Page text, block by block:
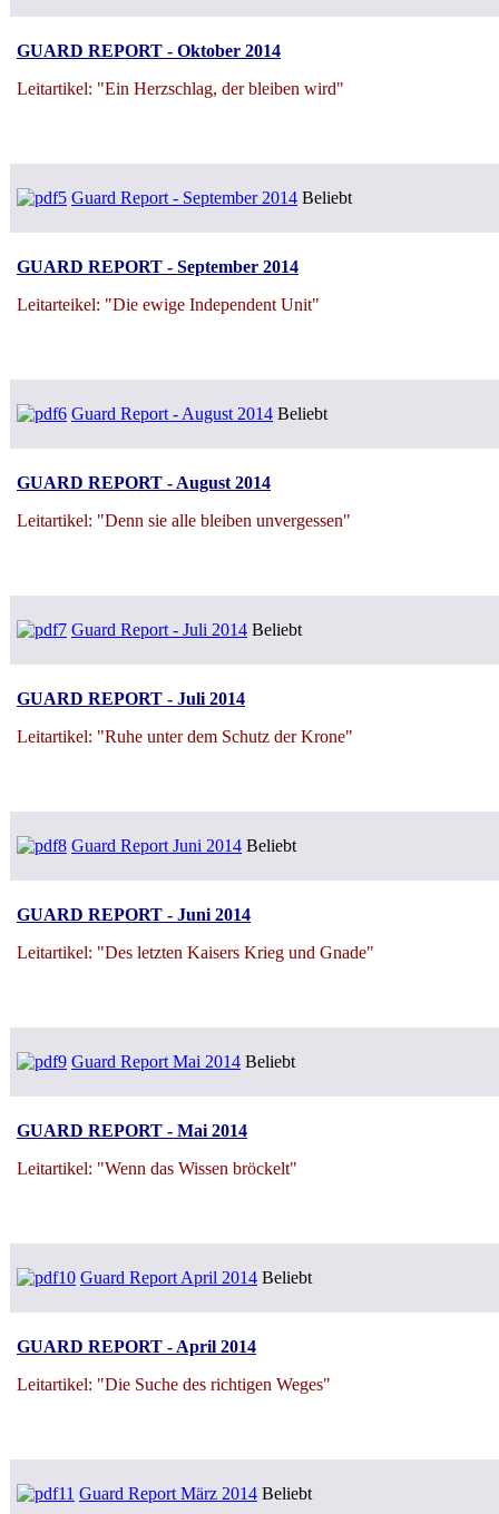
GUARD REPORT - Oktober 2014
Leitartikel: "Ein Herzschlag, der bleiben wird"
Guard Report - September 2014 Beliebt
GUARD REPORT - September 2014
Leitarteikel: "Die ewige Independent Unit"
Guard Report - August 2014 Beliebt
GUARD REPORT - August 2014
Leitartikel: "Denn sie alle bleiben unvergessen"
Guard Report - Juli 2014 Beliebt
GUARD REPORT - Juli 2014
Leitartikel: "Ruhe unter dem Schutz der Krone"
Guard Report Juni 2014 Beliebt
GUARD REPORT - Juni 2014
Leitartikel: "Des letzten Kaisers Krieg und Gnade"
Guard Report Mai 2014 Beliebt
GUARD REPORT - Mai 2014
Leitartikel: "Wenn das Wissen bröckelt"
Guard Report April 2014 Beliebt
GUARD REPORT - April 2014
Leitartikel: "Die Suche des richtigen Weges"
Guard Report März 2014 Beliebt